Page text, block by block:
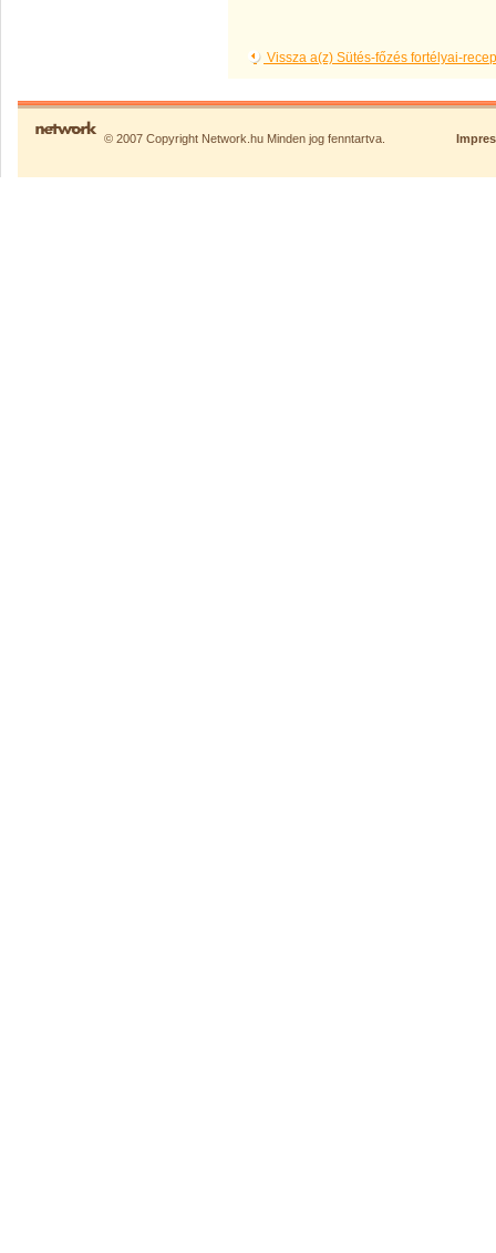
Vissza a(z) Sütés-főzés fortélyai-
© 2007 Copyright Network.hu Minden jog fenntartva.